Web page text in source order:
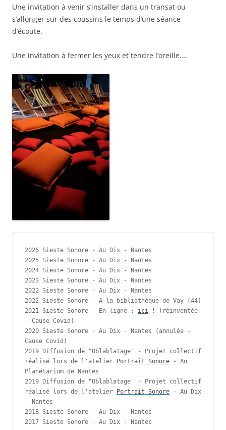
Une invitation à venir s’installer dans un transat ou
s’allonger sur des coussins le temps d’une séance
d’écoute.
Une invitation à fermer les yeux et tendre l’oreille….
2026 Sieste Sonore - Au Dix - Nantes
2025 Sieste Sonore - Au Dix - Nantes
2024 Sieste Sonore - Au Dix - Nantes
2023 Sieste Sonore - Au Dix - Nantes
2022 Sieste Sonore - Au Dix - Nantes
2022 Sieste Sonore - A la bibliothèque de Vay (44)
2021 Sieste Sonore - En ligne : ici ! (réinventée
- Cause Covid)
2020 Sieste Sonore - Au Dix - Nantes (annulée -
Cause Covid)
2019 Diffusion de "Oblablatage" - Projet collectif
réalisé lors de l'atelier Portrait Sonore - Au
Planétarium de Nantes
2019 Diffusion de "Oblablatage" - Projet collectif
réalisé lors de l'atelier Portrait Sonore - Au Dix
- Nantes
2018 Sieste Sonore - Au Dix - Nantes
2017 Sieste Sonore - Au Dix - Nantes